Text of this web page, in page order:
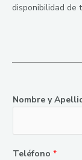
disponibilidad de
Nombre y
Teléfono *